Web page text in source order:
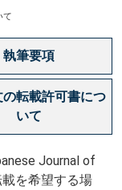
て
執筆要項
転載許可書につ
いて
Journal of
を希望する場